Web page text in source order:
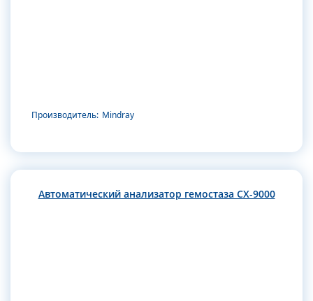
Производитель: Mindray
Автоматический анализатор гемостаза CX-9000